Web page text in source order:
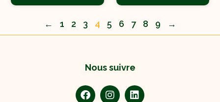
← 1 2 3 4 5 6 7 8 9 →
Nous suivre